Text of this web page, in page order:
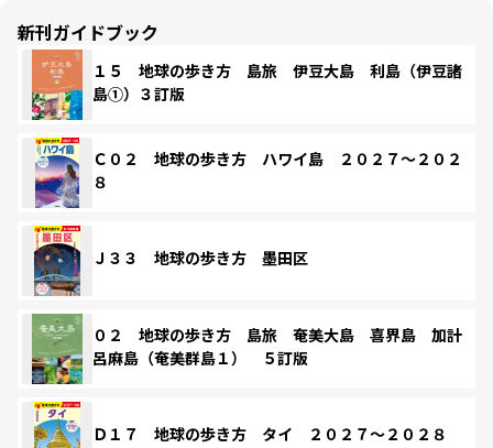
新刊ガイドブック
１５ 地球の歩き方 島旅 伊豆大島 利島（伊豆諸
島①）３訂版
Ｃ０２ 地球の歩き方 ハワイ島 ２０２７～２０２
８
Ｊ３３ 地球の歩き方 墨田区
０２ 地球の歩き方 島旅 奄美大島 喜界島 加計
呂麻島（奄美群島１） ５訂版
Ｄ１７ 地球の歩き方 タイ ２０２７～２０２８